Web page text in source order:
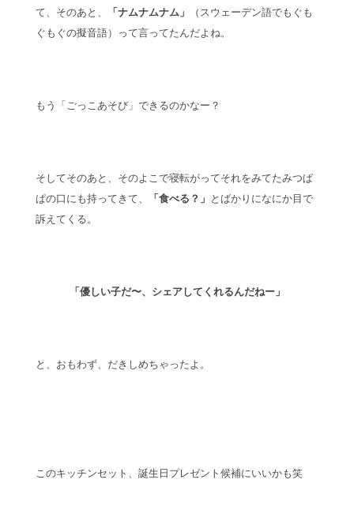
て、そのあと、
「ナムナムナム」
（スウェーデン語でもぐも
ぐもぐの擬音語）って言ってたんだよね。
もう「ごっこあそび」できるのかなー？
そしてそのあと、そのよこで寝転がってそれをみてたみつぱ
ぱの口にも持ってきて、
「食べる？」 とばかりになにか目で
訴えてくる。
「優しい子だ〜、シェアしてくれるんだねー」
と、おもわず、だきしめちゃったよ。
このキッチンセット、誕生日プレゼント候補にいいかも笑